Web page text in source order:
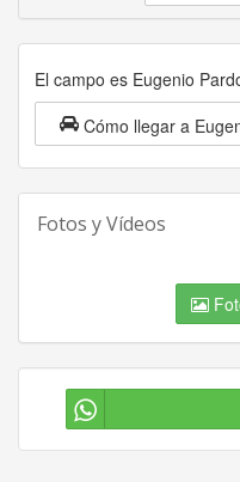
El campo es Eugenio
Fotos y Vídeos